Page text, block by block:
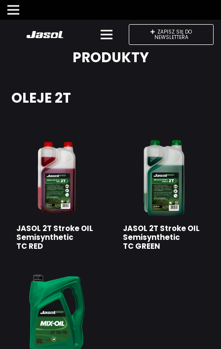
ZAPISZ SIĘ DO
NEWSLETTERA
PRODUKTY
OLEJE 2T
JASOL 2T Stroke OIL
Semisynthetic
TC RED
JASOL 2T Stroke OIL
Semisynthetic
TC GREEN